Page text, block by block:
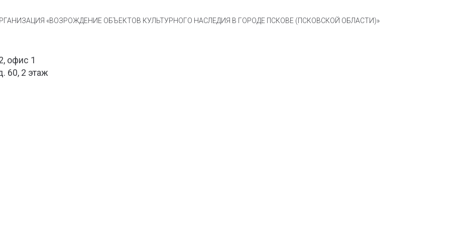
«ВОЗРОЖДЕНИЕ ОБЪЕКТОВ КУЛЬТУРНОГО НАСЛЕДИЯ В ГОРОДЕ ПСКОВЕ (ПСКОВСКОЙ ОБЛАСТИ)»
офис 1
60, 2 этаж